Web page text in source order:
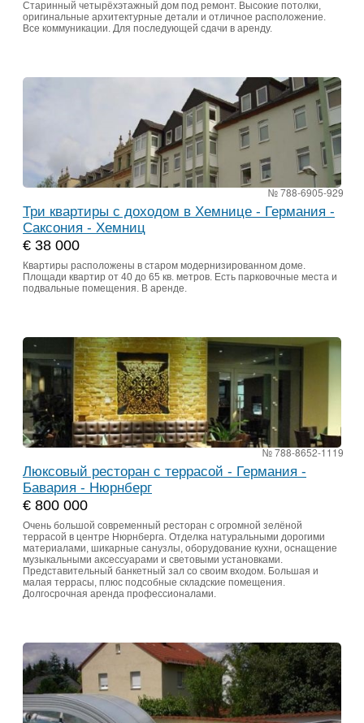
Старинный четырёхэтажный дом под ремонт. Высокие потолки,
оригинальные архитектурные детали и отличное расположение.
Все коммуникации. Для последующей сдачи в аренду.
№ 788-6905-929
Три квартиры с доходом в Хемнице - Германия -
Саксония - Хемниц
€ 38 000
Квартиры расположены в старом модернизированном доме.
Площади квартир от 40 до 65 кв. метров. Есть парковочные места и
подвальные помещения. В аренде.
№ 788-8652-1119
Люксовый ресторан с террасой - Германия -
Бавария - Нюрнберг
€ 800 000
Очень большой современный ресторан с огромной зелёной
террасой в центре Нюрнберга. Отделка натуральными дорогими
материалами, шикарные санузлы, оборудование кухни, оснащение
музыкальными аксессуарами и световыми установками.
Представительный банкетный зал со своим входом. Большая и
малая террасы, плюс подсобные складские помещения.
Долгосрочная аренда профессионалами.